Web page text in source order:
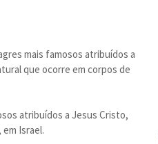
mais famosos atribuídos a
que ocorre em corpos de
atribuídos a Jesus Cristo,
Israel.